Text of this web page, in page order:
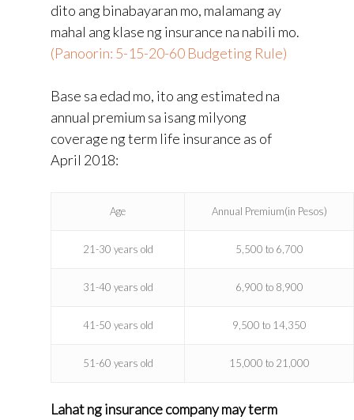
dito ang binabayaran mo, malamang ay
mahal ang klase ng insurance na nabili mo.
(Panoorin: 5-15-20-60 Budgeting Rule)
Base sa edad mo, ito ang estimated na
annual premium sa isang milyong
coverage ng term life insurance as of
April 2018:
Age Annual Premium(in Pesos)
21-30 years old 5,500 to 6,700
31-40 years old 6,900 to 8,900
41-50 years old 9,500 to 14,350
51-60 years old 15,000 to 21,000
Lahat ng insurance company may term